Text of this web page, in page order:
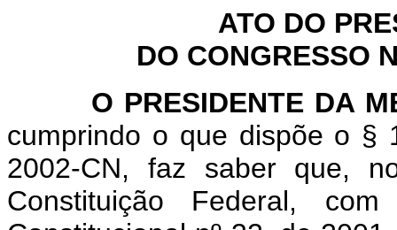
ATO DO
DO CONGRESSO
O PRESIDENTE DA
cumprindo o que dispõe o §
2002-CN, faz saber que,
Constituição Federal,